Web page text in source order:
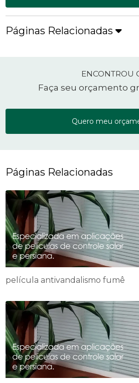
Páginas Relacionadas
ENCONTROU
Faça seu orçamento
Quero meu
Páginas Relacionadas
película antivandalismo fumê